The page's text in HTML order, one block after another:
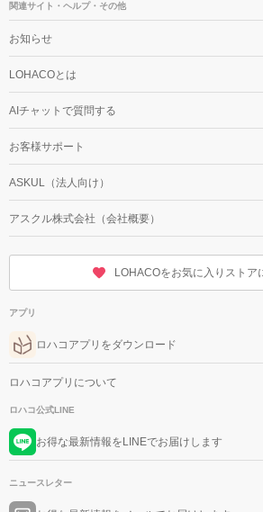
関連サイト・ヘルプ・その他
お知らせ
LOHACOとは
AIチャットで質問する
お客様サポート
ASKUL（法人向け）
アスクル株式会社（会社概要）
LOHACOをお気に入りストア
アプリ
ロハコアプリをダウンロード
ロハコアプリについて
ロハコ公式LINE
お得な最新情報をLINEでお届けします
ニュースレター